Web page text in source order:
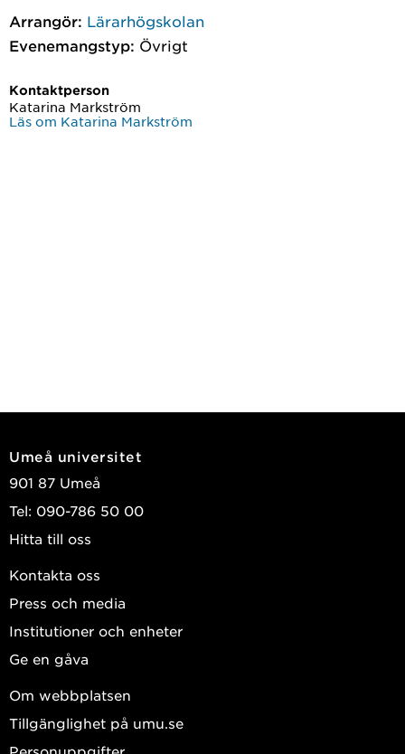
Arrangör: Lärarhögskolan
Evenemangstyp: Övrigt
Kontaktperson
Katarina Markström
Läs om Katarina Markström
Umeå universitet
901 87 Umeå
Tel: 090-786 50 00
Hitta till oss
Kontakta oss
Press och media
Institutioner och enheter
Ge en gåva
Om webbplatsen
Tillgänglighet på umu.se